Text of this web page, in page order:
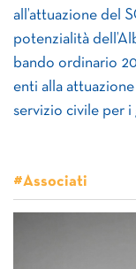
all’attuazione del
potenzialità
bando ordinario
enti alla
servizio civile per i
#Associati